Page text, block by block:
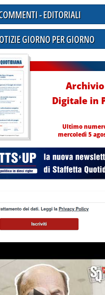
l'attenzione su uso acqua'
- EDITORIALI
GIORNO PER GIORNO
Archivio
Digitale in
Ultimo
mercoledì 5